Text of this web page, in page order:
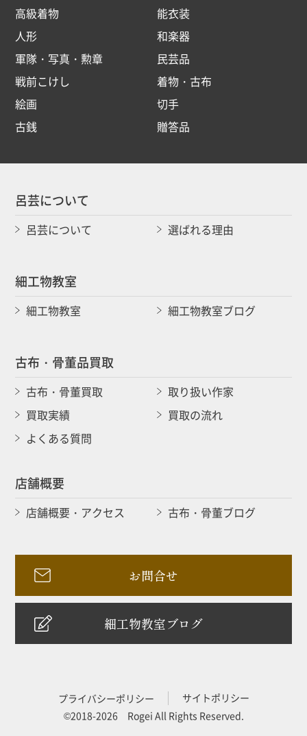
高級着物
能衣装
人形
和楽器
軍隊・写真・勲章
民芸品
戦前こけし
着物・古布
絵画
切手
古銭
贈答品
呂芸について
呂芸について 選ばれる理由
細工物教室
細工物教室 細工物教室ブログ
古布・骨董品買取
古布・骨董買取
取り扱い作家
買取実績
買取の流れ
よくある質問
店舗概要
店舗概要・アクセス 古布・骨董ブログ
お問合せ
細工物教室ブログ
プライバシーポリシー
サイトポリシー
©2018-2026 Rogei All Rights Reserved.